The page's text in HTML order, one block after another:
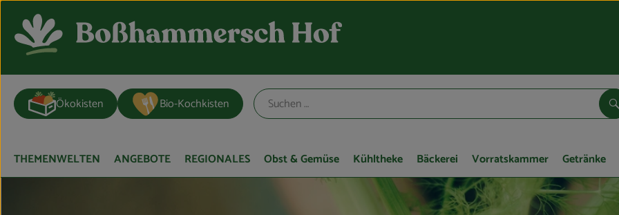
Ökokisten Bio-Kochkisten
THEMENWELTEN ANGEBOTE REGIONALES Obst & Gemüse Kühltheke Bäckerei Vorratskammer Getränke